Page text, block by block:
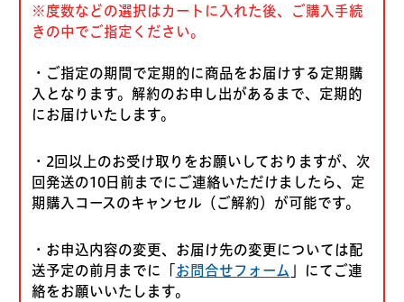
※度数などの選択はカートに入れた後、ご購入手続
きの中でご指定ください。
・ご指定の期間で定期的に商品をお届けする定期購
入となります。解約のお申し出があるまで、定期的
にお届けいたします。
・2回以上のお受け取りをお願いしておりますが、次
回発送の10日前までにご連絡いただけましたら、定
期購入コースのキャンセル（ご解約）が可能です。
・お申込内容の変更、お届け先の変更については配
送予定の前月までに「お問合せフォーム 」にてご連
絡をお願いいたします。